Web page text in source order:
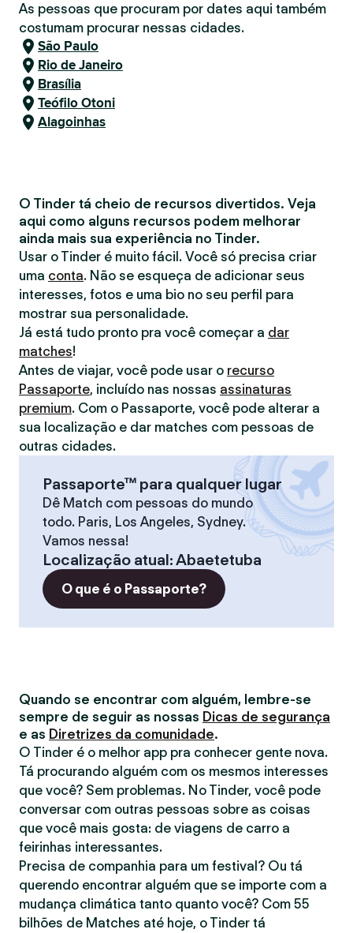
As pessoas que procuram por dates aqui também
costumam procurar nessas cidades.
São Paulo
Rio de Janeiro
Brasília
Teófilo Otoni
Alagoinhas
O Tinder tá cheio de recursos divertidos. Veja
aqui como alguns recursos podem melhorar
ainda mais sua experiência no Tinder.
Usar o Tinder é muito fácil. Você só precisa criar
uma conta. Não se esqueça de adicionar seus
interesses, fotos e uma bio no seu perfil para
mostrar sua personalidade.
Já está tudo pronto pra você começar a dar
matches!
Antes de viajar, você pode usar o recurso
Passaporte, incluído nas nossas assinaturas
premium. Com o Passaporte, você pode alterar a
sua localização e dar matches com pessoas de
outras cidades.
Passaporte™ para qualquer lugar
Dê Match com pessoas do mundo
todo. Paris, Los Angeles, Sydney.
Vamos nessa!
Localização atual:Abaetetuba
O que é o Passaporte?
Quando se encontrar com alguém, lembre-se
sempre de seguir as nossas Dicas de segurança
e as Diretrizes da comunidade.
O Tinder é o melhor app pra conhecer gente nova.
Tá procurando alguém com os mesmos interesses
que você? Sem problemas. No Tinder, você pode
conversar com outras pessoas sobre as coisas
que você mais gosta: de viagens de carro a
feirinhas interessantes.
Precisa de companhia para um festival? Ou tá
querendo encontrar alguém que se importe com a
mudança climática tanto quanto você? Com 55
bilhões de Matches até hoje, o Tinder tá